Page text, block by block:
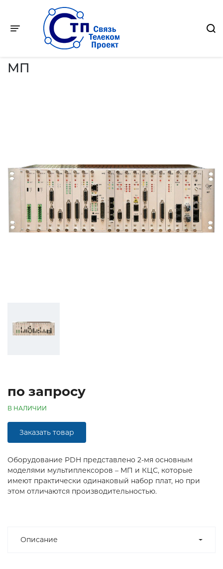
Toggle navigation
Продукция - PDH оборудование
МП
по запросу
В НАЛИЧИИ
Заказать товар
Оборудование PDH представлено 2-мя основным
моделями мультиплексоров – МП и КЦС, которые
имеют практически одинаковый набор плат, но при
этом отличаются производительностью.
Описание